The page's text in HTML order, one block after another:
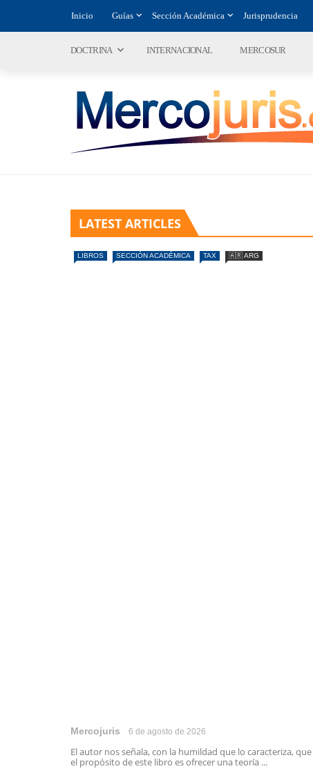
Inicio Guías Sección Académica Jurisprudencia
DOCTRINA INTERNACIONAL MERCOSUR
LATEST ARTICLES
LIBROS SECCIÓN ACADÉMICA TAX 🇦🇷 ARG
Mercojuris 6 de agosto de 2026
El autor nos señala, con la humildad que lo caracteriza, que
el propósito de este libro es ofrecer una teoría ...